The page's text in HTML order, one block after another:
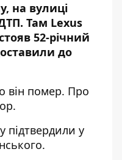
на вулиці
Там Lexus
52-річний
до
він помер. Про
підтвердили у